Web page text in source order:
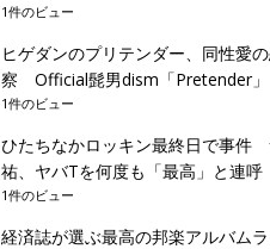
1件のビュー
ヒゲダンのプリテンダー、同性愛
察 Official髭男dism「Pretender」
1件のビュー
ひたちなかロッキン最終日で事件
祐、ヤバTを何度も「最高」と連呼
1件のビュー
経済誌が選ぶ最高の邦楽アルバム